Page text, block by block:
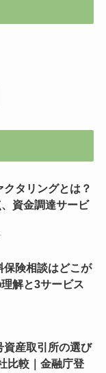
クタリングとは？
資金調達サービ
保険相談はどこが
解と3サービス
資産取引所の選び
比較｜金融庁登